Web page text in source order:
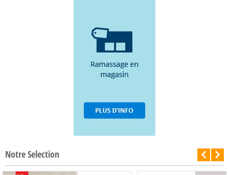
Notre Selection